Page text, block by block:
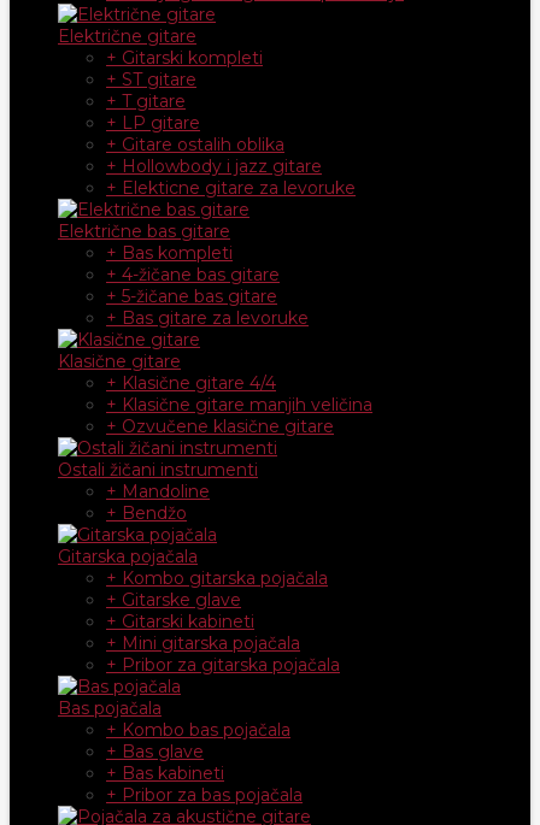
Električne gitare
+ Gitarski kompleti
+ ST gitare
+ T gitare
+ LP gitare
+ Gitare ostalih oblika
+ Hollowbody i jazz gitare
+ Elekticne gitare za levoruke
Električne bas gitare
+ Bas kompleti
+ 4-žičane bas gitare
+ 5-žičane bas gitare
+ Bas gitare za levoruke
Klasične gitare
+ Klasične gitare 4/4
+ Klasične gitare manjih veličina
+ Ozvučene klasične gitare
Ostali žičani instrumenti
+ Mandoline
+ Bendžo
Gitarska pojačala
+ Kombo gitarska pojačala
+ Gitarske glave
+ Gitarski kabineti
+ Mini gitarska pojačala
+ Pribor za gitarska pojačala
Bas pojačala
+ Kombo bas pojačala
+ Bas glave
+ Bas kabineti
+ Pribor za bas pojačala